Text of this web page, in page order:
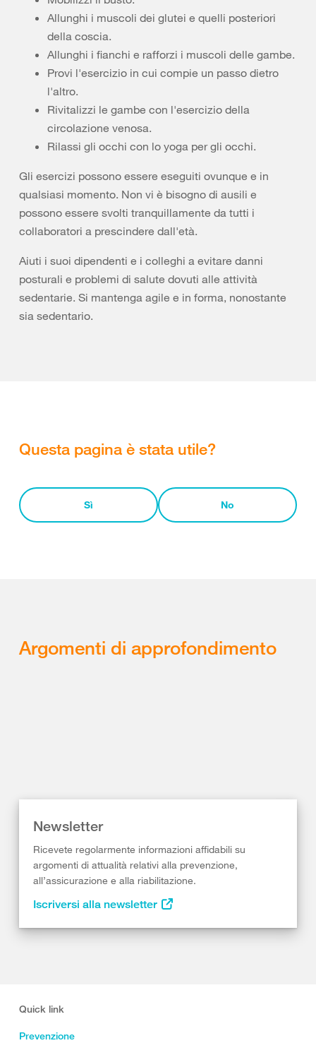
Allunghi i muscoli dei glutei e quelli posteriori
della coscia.
Allunghi i fianchi e rafforzi i muscoli delle gambe.
Provi l'esercizio in cui compie un passo dietro
l'altro.
Rivitalizzi le gambe con l'esercizio della
circolazione venosa.
Rilassi gli occhi con lo yoga per gli occhi.
Gli esercizi possono essere eseguiti ovunque e in
qualsiasi momento. Non vi è bisogno di ausili e
possono essere svolti tranquillamente da tutti i
collaboratori a prescindere dall'età.
Aiuti i suoi dipendenti e i colleghi a evitare danni
posturali e problemi di salute dovuti alle attività
sedentarie. Si mantenga agile e in forma, nonostante
sia sedentario.
Questa pagina è stata utile?
Sì No
Argomenti di approfondimento
Newsletter
Ricevete regolarmente informazioni affidabili su
argomenti di attualità relativi alla prevenzione,
all’assicurazione e alla riabilitazione.
Iscriversi alla newsletter
Quick link
Prevenzione